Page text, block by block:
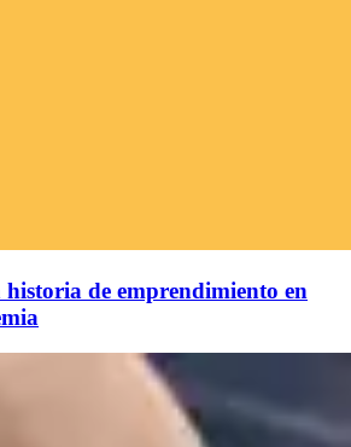
de emprendimiento en